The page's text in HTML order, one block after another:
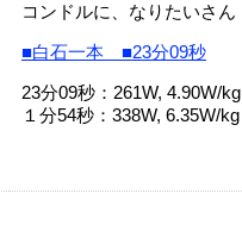
コンドルに、なりたいさん
■白石一本 ■23分09秒
23分09秒：261W, 4.90W/kg
１分54秒：338W, 6.35W/kg